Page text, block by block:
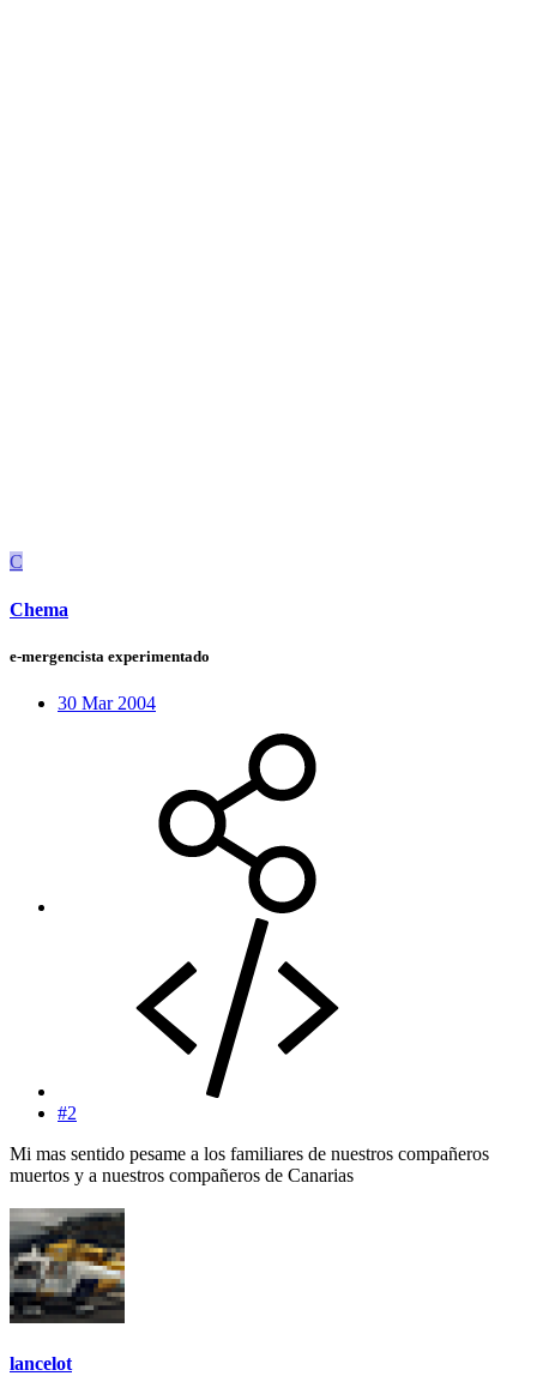
C
Chema
e-mergencista experimentado
30 Mar 2004
#2
Mi mas sentido pesame a los familiares de nuestros compañeros
muertos y a nuestros compañeros de Canarias
lancelot